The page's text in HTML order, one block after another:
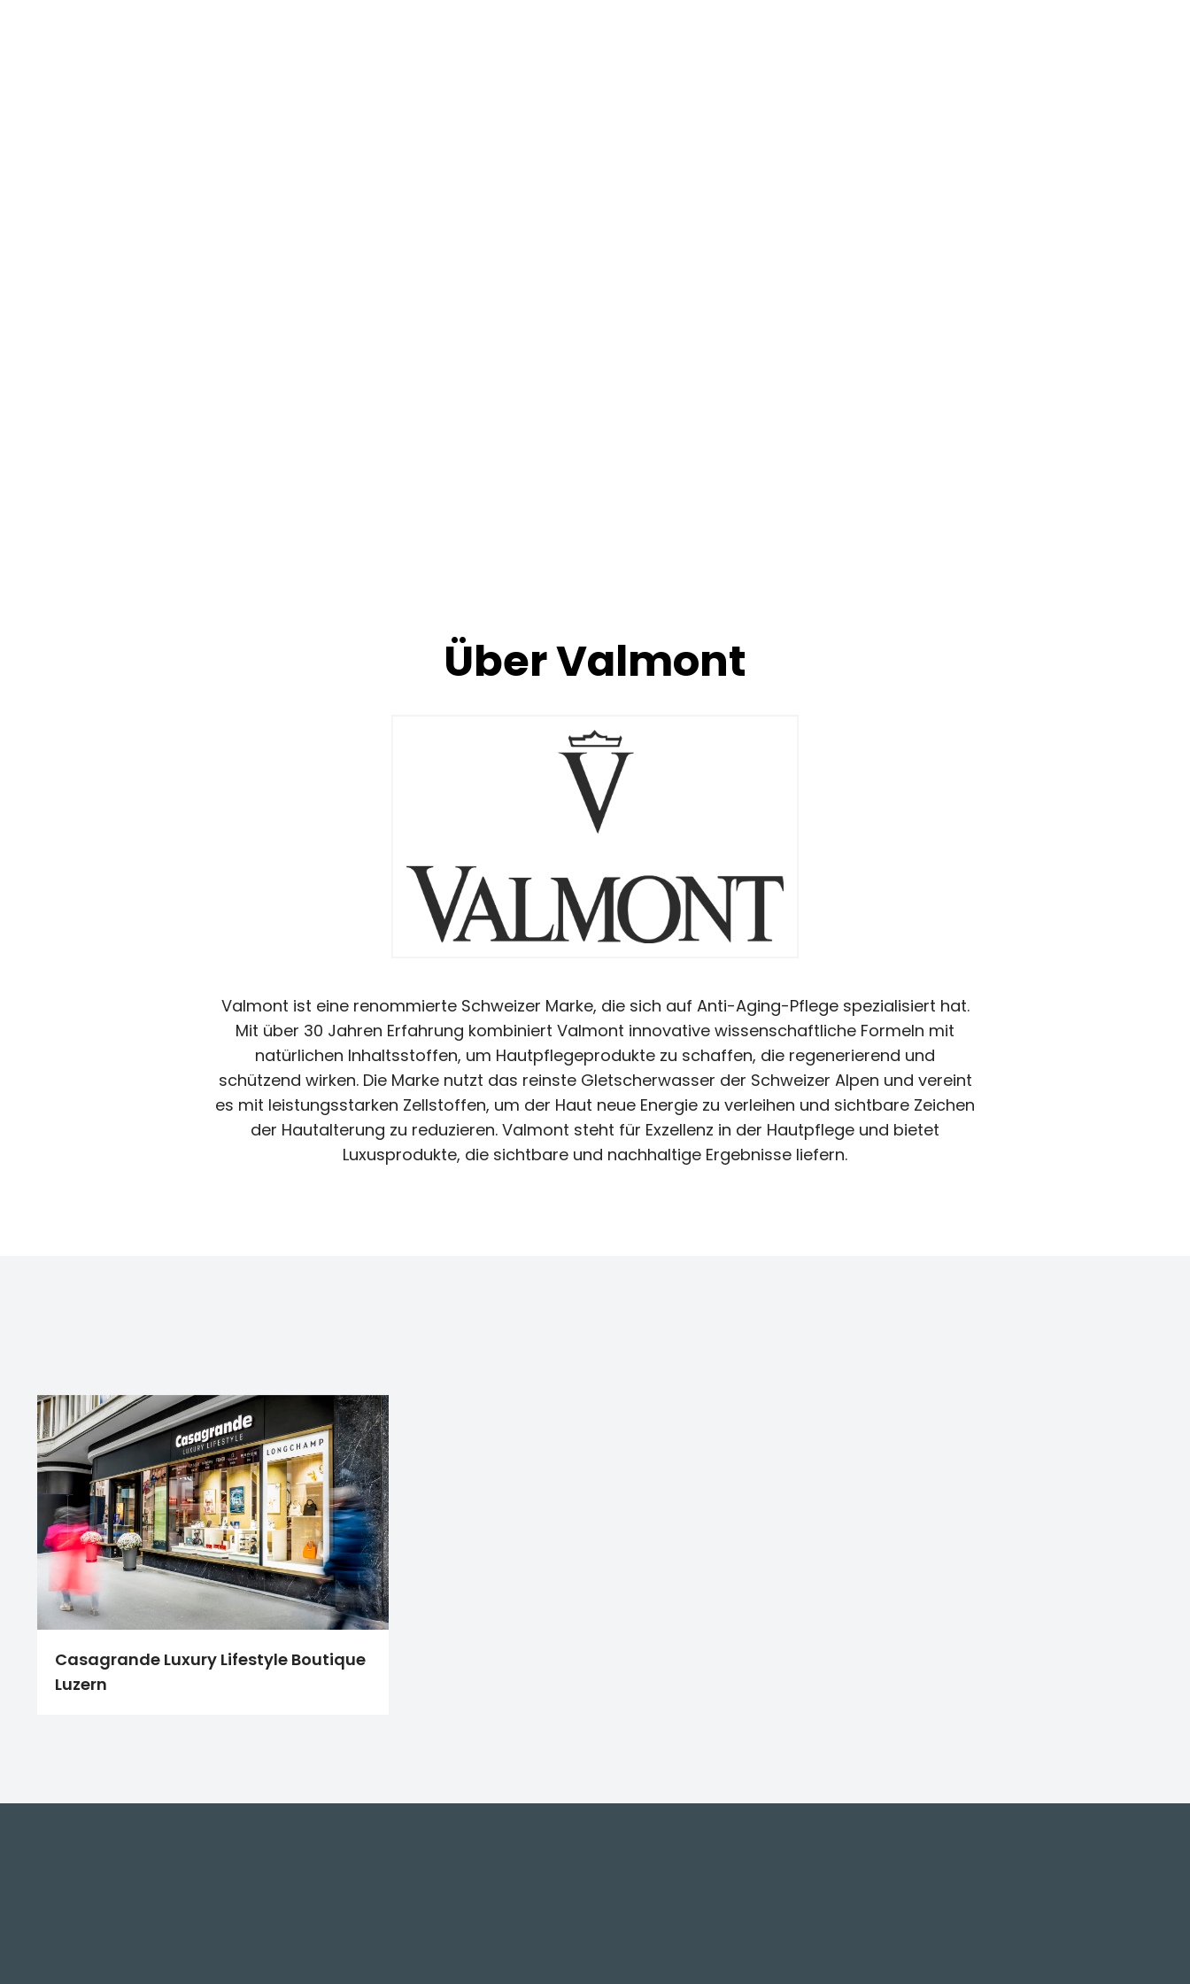
Über Valmont
Valmont ist eine renommierte Schweizer Marke, die sich auf Anti-Aging-Pflege spezialisiert hat.
Mit über 30 Jahren Erfahrung kombiniert Valmont innovative wissenschaftliche Formeln mit
natürlichen Inhaltsstoffen, um Hautpflegeprodukte zu schaffen, die regenerierend und
schützend wirken. Die Marke nutzt das reinste Gletscherwasser der Schweizer Alpen und vereint
es mit leistungsstarken Zellstoffen, um der Haut neue Energie zu verleihen und sichtbare Zeichen
der Hautalterung zu reduzieren. Valmont steht für Exzellenz in der Hautpflege und bietet
Luxusprodukte, die sichtbare und nachhaltige Ergebnisse liefern.
Casagrande Luxury Lifestyle Boutique
Luzern